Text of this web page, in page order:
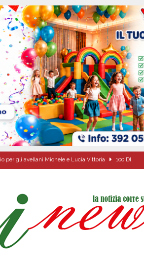
per gli avellani Michele e Lucia Vittoria 100 DI
ALMANACCO
del Signore e sant’Ormisda EVIDENZA
di emozioni e il primo campeggio nel Convento di